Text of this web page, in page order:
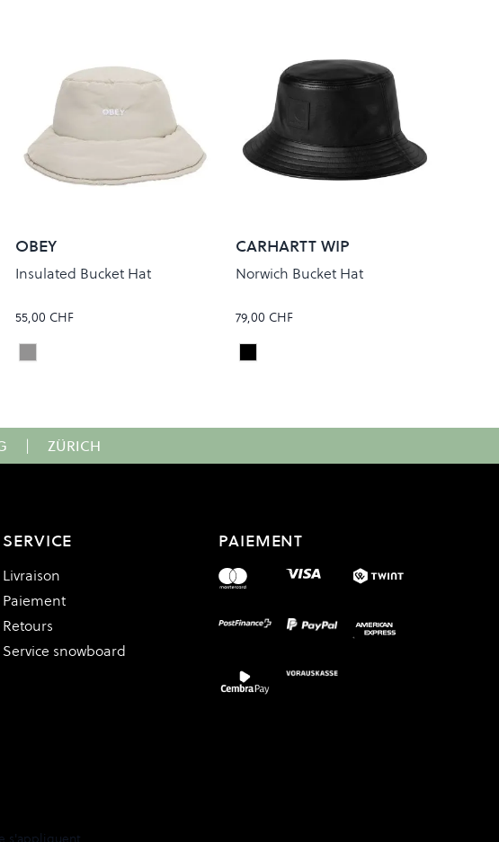
OBEY
Insulated Bucket Hat
55,00 CHF
Colour
Silver Grey
CARHARTT WIP
Norwich Bucket Hat
79,00 CHF
Colour
Black
| ZÜRICH
SERVICE
Livraison
Paiement
Retours
Service snowboard
PAIEMENT
s'appliquent.